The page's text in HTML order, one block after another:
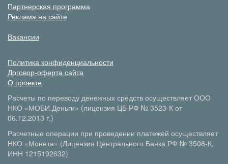
Партнерская программа
Реклама на сайте
Вакансии
Политика конфиденциальности
Договор-оферта сайта
О проекте
Расчеты по переводу денежных средств осуществляет ООО
НКО «МОБИ.Деньги» (лицензия ЦБ РФ № 3523-К от
06.12.2013 г.)
Расчетные операции при проведении платежей осуществляет
НКО «Монета» (Лицензия Центрального Банка РФ № 3508-К,
ИНН 1215192632)